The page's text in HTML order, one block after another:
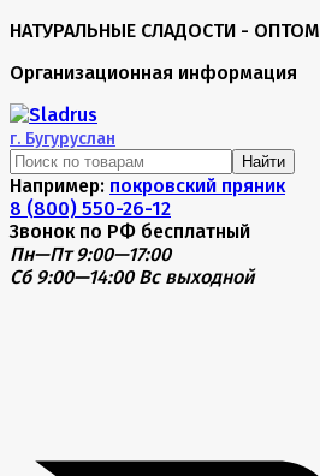
НАТУРАЛЬНЫЕ СЛАДОСТИ - ОПТОМ
Организационная информация
г. Бугуруслан
Найти
Например: покровский пряник
8 (800) 550-26-12
Звонок по РФ бесплатный
Пн—Пт 9:00—17:00
Сб 9:00—14:00 Вс выходной